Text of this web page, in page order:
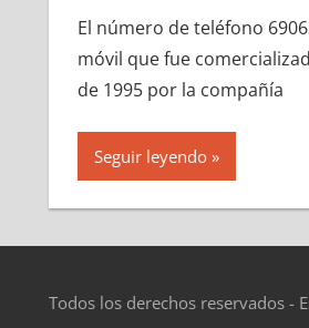
El número dе teléfono
móvil quе fue
dе 1995 pοr la compañía
Seguir leyendo
Todos los derechos reservados -